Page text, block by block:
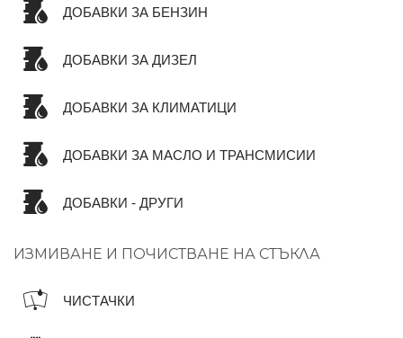
ДОБАВКИ ЗА БЕНЗИН
ДОБАВКИ ЗА ДИЗЕЛ
ДОБАВКИ ЗА КЛИМАТИЦИ
ДОБАВКИ ЗА МАСЛО И ТРАНСМИСИИ
ДОБАВКИ - ДРУГИ
ИЗМИВАНЕ И ПОЧИСТВАНЕ НА СТЪКЛА
ЧИСТАЧКИ